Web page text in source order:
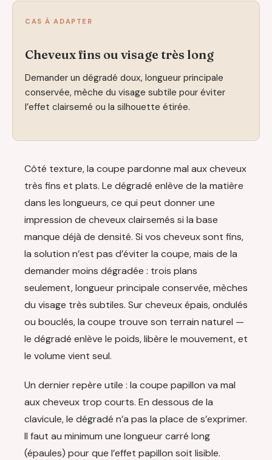
CAS À ADAPTER
Cheveux fins ou visage très long
Demander un dégradé doux, longueur principale
conservée, mèche du visage subtile pour éviter
l’effet clairsemé ou la silhouette étirée.
Côté texture, la coupe pardonne mal aux cheveux
très fins et plats. Le dégradé enlève de la matière
dans les longueurs, ce qui peut donner une
impression de cheveux clairsemés si la base
manque déjà de densité. Si vos cheveux sont fins,
la solution n’est pas d’éviter la coupe, mais de la
demander moins dégradée : trois plans
seulement, longueur principale conservée, mèches
du visage très subtiles. Sur cheveux épais, ondulés
ou bouclés, la coupe trouve son terrain naturel —
le dégradé enlève le poids, libère le mouvement, et
le volume vient seul.
Un dernier repère utile : la coupe papillon va mal
aux cheveux trop courts. En dessous de la
clavicule, le dégradé n’a pas la place de s’exprimer.
Il faut au minimum une longueur carré long
(épaules) pour que l’effet papillon soit lisible.